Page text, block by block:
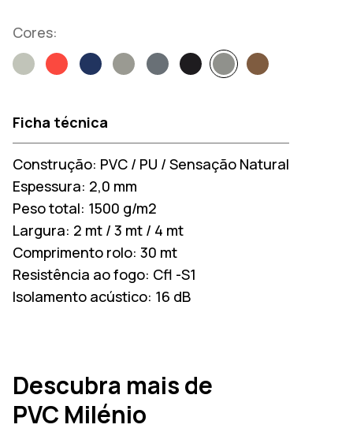
Cores:
Ficha técnica
Construção: PVC / PU / Sensação Natural
Espessura: 2,0 mm
Peso total: 1500 g/m2
Largura: 2 mt / 3 mt / 4 mt
Comprimento rolo: 30 mt
Resistência ao fogo: Cfl -S1
Isolamento acústico: 16 dB
Descubra mais de
PVC Milénio